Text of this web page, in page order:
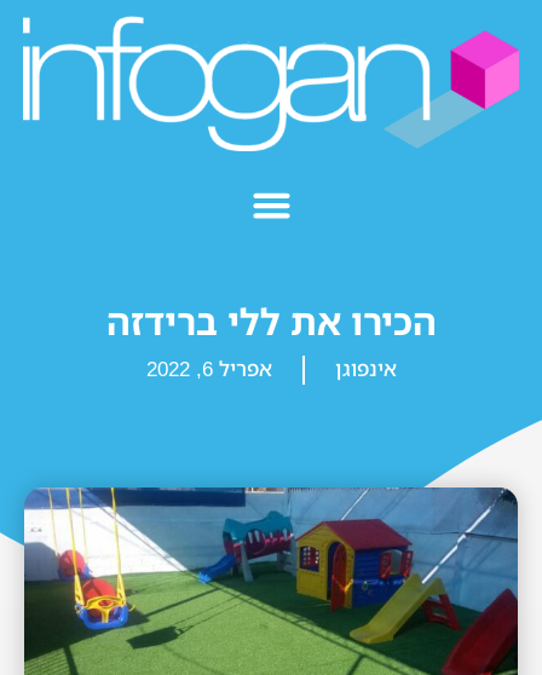
הכירו את ללי ברידזה
אינפוגן אפריל 6, 2022